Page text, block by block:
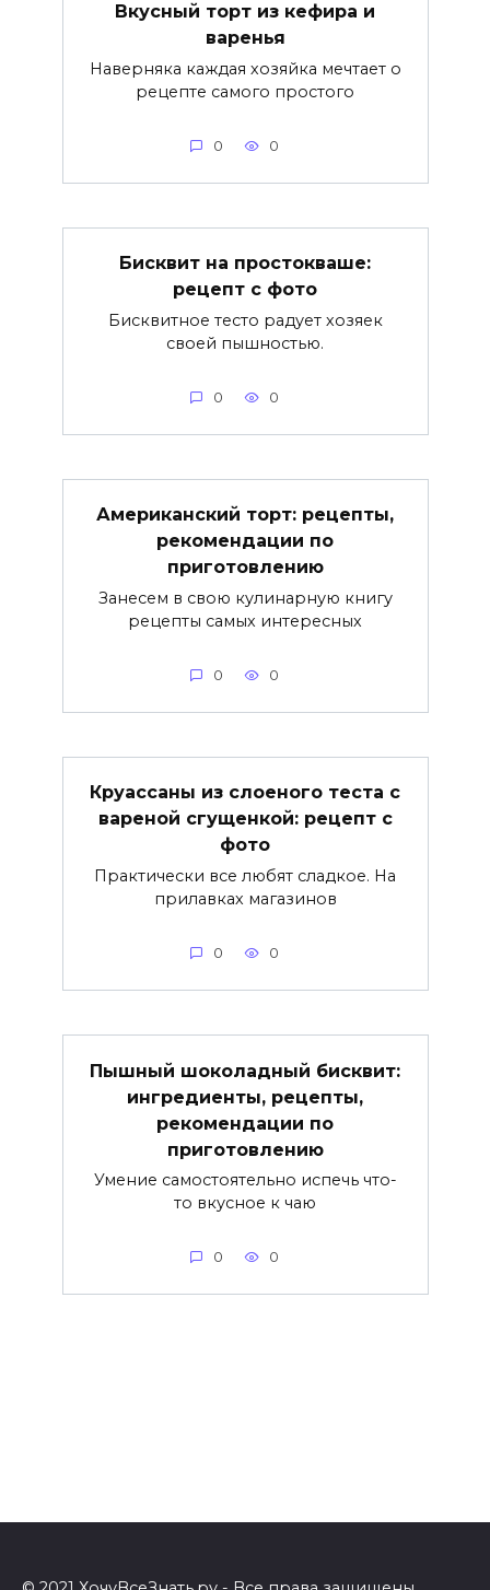
Вкусный торт из кефира и
варенья
Наверняка каждая хозяйка мечтает о
рецепте самого простого
0 0
Бисквит на простокваше:
рецепт с фото
Бисквитное тесто радует хозяек
своей пышностью.
0 0
Американский торт: рецепты,
рекомендации по
приготовлению
Занесем в свою кулинарную книгу
рецепты самых интересных
0 0
Круассаны из слоеного теста с
вареной сгущенкой: рецепт с
фото
Практически все любят сладкое. На
прилавках магазинов
0 0
Пышный шоколадный бисквит:
ингредиенты, рецепты,
рекомендации по
приготовлению
Умение самостоятельно испечь что-
то вкусное к чаю
0 0